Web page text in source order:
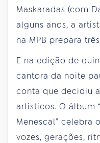
Maskaradas (com
alguns anos, a
na MPB prepara
E na edição de
cantora da noite
conta que decidiu
artísticos. O álbum
Menescal” celebra
vozes, gerações,